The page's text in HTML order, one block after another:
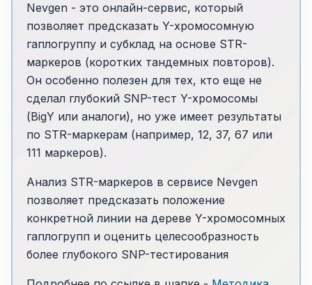
Nevgen - это онлайн-сервис, который
позволяет предсказать Y-хромосомную
гаплогруппу и субклад на основе STR-
маркеров (коротких тандемных повторов).
Он особенно полезен для тех, кто еще не
сделал глубокий SNP-тест Y-хромосомы
(BigY или аналоги), но уже имеет результаты
по STR-маркерам (например, 12, 37, 67 или
111 маркеров).
Анализ STR-маркеров в сервисе Nevgen
позволяет предсказать положение
конкретной линии на дереве Y-хромосомных
гаплогрупп и оценить целесообразность
более глубокого SNP-тестирования